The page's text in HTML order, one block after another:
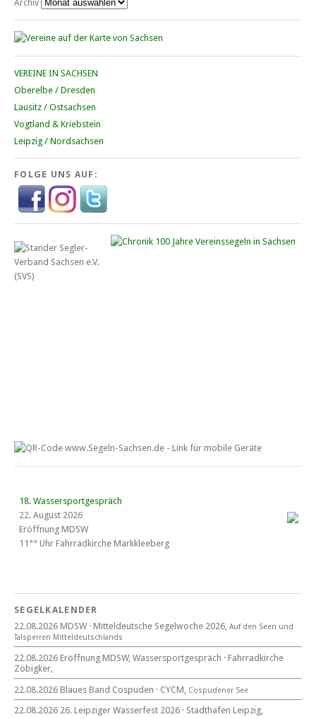
Archiv
VEREINE IN SACHSEN
Oberelbe / Dresden
Lausitz / Ostsachsen
Vogtland & Kriebstein
Leipzig / Nordsachsen
FOLGE UNS AUF:
18. Wassersportgespräch
22. August 2026
Eröffnung MDSW
11°° Uhr Fahrrad­kirche Markkleeberg
22. August 2026
für alle Segler am See
Mitteldeutsche Segelwoche
22. – 30. August 2026 in Sachsen · Thüringen · Sachsen Anhalt
SEGELKALENDER
22.08.2026 MDSW · Mitteldeutsche Segelwoche 2026, Auf den Seen und
Tal­sperren Mittel­deut­sch­lands
22.08.2026 Eröffnung MDSW, Wassersportgespräch · Fahrradkirche
Zöbigker,
22.08.2026 Blaues Band Cospuden · CYCM,
Cospudener See
22.08.2026 26. Leipziger Wasserfest 2026 · Stadthafen Leipzig,